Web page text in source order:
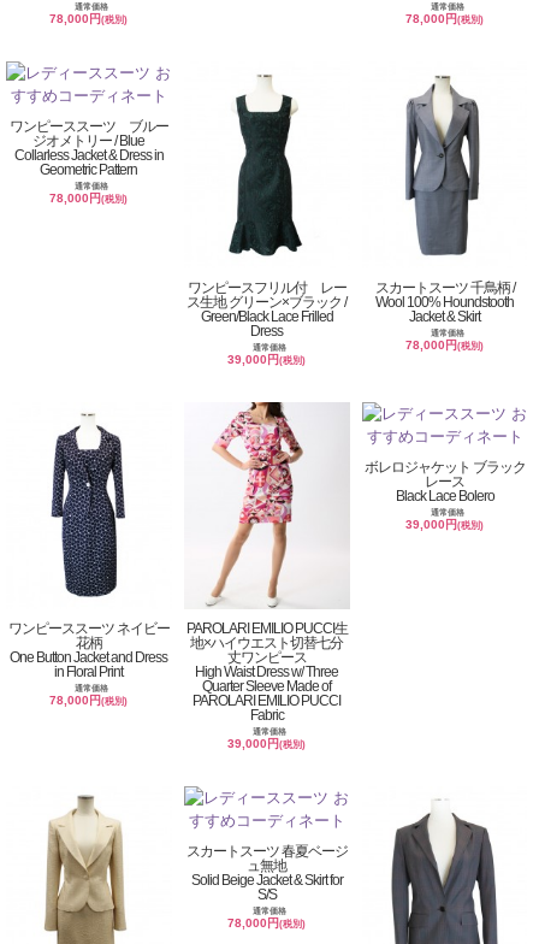
通常価格
78,000円(税別)
通常価格
78,000円(税別)
ワンピーススーツ ブルー
ジオメトリー / Blue
Collarless Jacket & Dress in
Geometric Pattern
通常価格
78,000円(税別)
ワンピースフリル付 レー
ス生地 グリーン×ブラック /
Green/Black Lace Frilled
Dress
通常価格
39,000円(税別)
スカートスーツ 千鳥柄 /
Wool 100% Houndstooth
Jacket & Skirt
通常価格
78,000円(税別)
ワンピーススーツ ネイビー
花柄
One Button Jacket and Dress
in Floral Print
通常価格
78,000円(税別)
PAROLARI EMILIO PUCCI生
地×ハイウエスト切替七分
丈ワンピース
High Waist Dress w/ Three
Quarter Sleeve Made of
PAROLARI EMILIO PUCCI
Fabric
通常価格
39,000円(税別)
ボレロジャケット ブラック
レース
Black Lace Bolero
通常価格
39,000円(税別)
スカートスーツ 春夏ベージ
ュ無地
Solid Beige Jacket & Skirt for
S/S
通常価格
78,000円(税別)